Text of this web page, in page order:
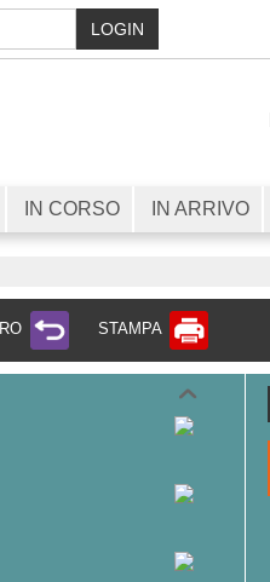
LOGIN
IN CORSO IN ARRIVO
STAMPA